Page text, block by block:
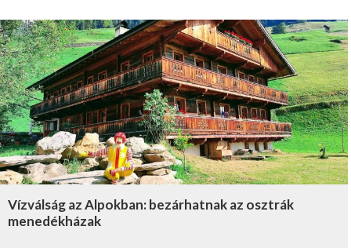
Vízválság az Alpokban: bezárhatnak az osztrák
menedékházak